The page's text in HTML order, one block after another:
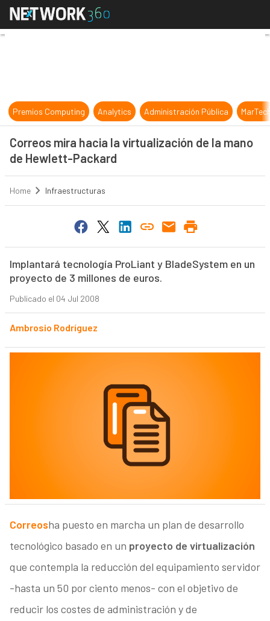
Correos mira hacia la
Premios Computing Analytics Administración Pública
Correos mira hacia la virtualización de la mano
de Hewlett-Packard
Home Infraestructuras
Implantará tecnología ProLiant y BladeSystem en un
proyecto de 3 millones de euros.
Publicado el 04 Jul 2008
Ambrosio Rodríguez
Correosha puesto en marcha un plan de desarrollo
tecnológico basado en un proyecto de virtualización
que contempla la reducción del equipamiento servidor
-hasta un 50 por ciento menos- con el objetivo de
reducir los costes de administración y de